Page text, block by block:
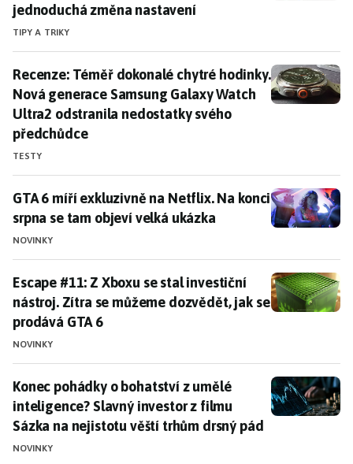
jednoduchá změna nastavení
TIPY A TRIKY
Recenze: Téměř dokonalé chytré hodinky. Nová
Recenze: Téměř dokonalé chytré hodinky.
Nová generace Samsung Galaxy Watch
Ultra2 odstranila nedostatky svého
předchůdce
TESTY
GTA 6 míří exkluzivně na Netflix. Na konci srpna se
GTA 6 míří exkluzivně na Netflix. Na konci
srpna se tam objeví velká ukázka
NOVINKY
Escape #11: Z Xboxu se stal investiční nástroj. Zítra
Escape #11: Z Xboxu se stal investiční
nástroj. Zítra se můžeme dozvědět, jak se
prodává GTA 6
NOVINKY
Konec pohádky o bohatství z umělé inteligence?
Konec pohádky o bohatství z umělé
inteligence? Slavný investor z filmu
Sázka na nejistotu věští trhům drsný pád
NOVINKY